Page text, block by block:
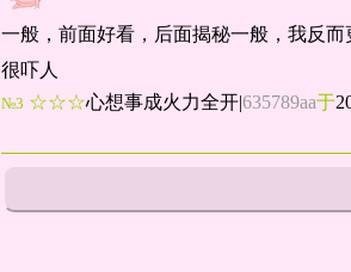
一般，前面好看，后面揭秘一般，我反
很吓人
№3 ☆☆☆心想事成火力全开|635789aa于